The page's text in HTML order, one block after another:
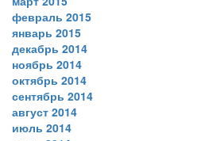
февраль 2015
январь 2015
декабрь 2014
ноябрь 2014
октябрь 2014
сентябрь 2014
август 2014
июль 2014